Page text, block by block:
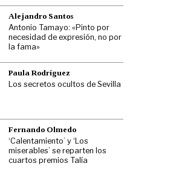
Alejandro Santos
Antonio Tamayo: «Pinto por
necesidad de expresión, no por
la fama»
Paula Rodríguez
Los secretos ocultos de Sevilla
Fernando Olmedo
‘Calentamiento’ y ‘Los
miserables’ se reparten los
cuartos premios Talía